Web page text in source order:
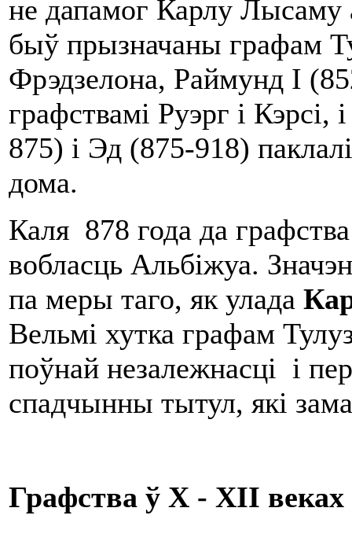
не дапамог Карлу Лысаму
быў прызначаны графам
Фрэдзелона, Раймунд I
графствамі Руэрг і
875) і Эд (875-918)
дома.
Каля 878 года да
вобласць Альбіжуа.
па меры таго, як улада
Вельмі хутка графам
поўнай незалежнасці і
спадчынны тытул, які
Графства ў X - XII веках